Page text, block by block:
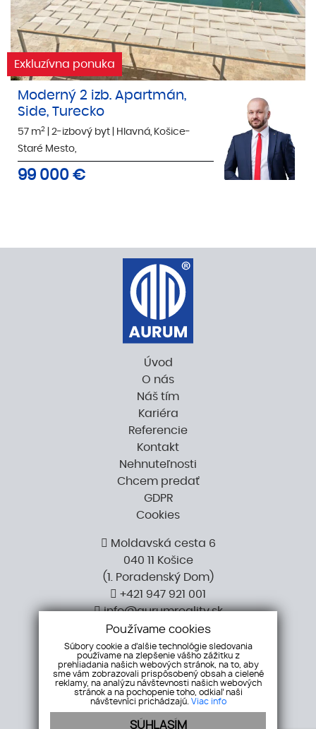
Exkluzívna ponuka
Moderný 2 izb. Apartmán,
Side, Turecko
57 m2 2-izbový byt
Hlavná, Košice-
Staré Mesto,
99 000 €
Úvod
O nás
Náš tím
Kariéra
Referencie
Kontakt
Nehnuteľnosti
Chcem predať
GDPR
Cookies
Moldavská cesta 6
040 11 Košice
​​​​​​​(1. Poradenský Dom)
+421 947 921 001
info@aurumreality.sk
Používame cookies
Súbory cookie a ďalšie technológie sledovania
používame na zlepšenie vášho zážitku z
prehliadania našich webových stránok, na to, aby
sme vám zobrazovali prispôsobený obsah a cielené
reklamy, na analýzu návštevnosti našich webových
stránok a na pochopenie toho, odkiaľ naši
návštevníci prichádzajú. Viac info
SÚHLASÍM